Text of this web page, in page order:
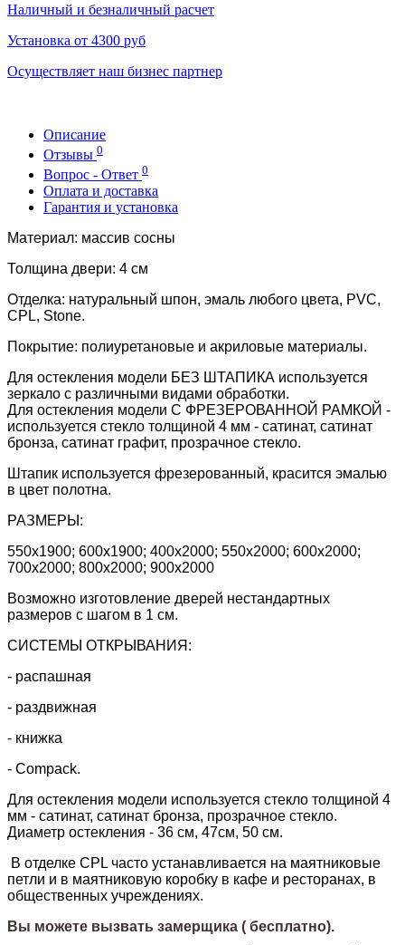
Наличный и безналичный расчет
Установка от 4300 руб
Осуществляет наш бизнес партнер
Описание
Отзывы 0
Вопрос - Ответ 0
Оплата и доставка
Гарантия и установка
Материал: массив сосны
Толщина двери: 4 см
Отделка: натуральный шпон, эмаль любого цвета, PVC,
CPL, Stone.
Покрытие: полиуретановые и акриловые материалы.
Для остекления модели БЕЗ ШТАПИКА используется
зеркало с различными видами обработки.
Для остекления модели С ФРЕЗЕРОВАННОЙ РАМКОЙ -
используется стекло толщиной 4 мм - сатинат, сатинат
бронза, сатинат графит, прозрачное стекло.
Штапик используется фрезерованный, красится эмалью
в цвет полотна.
РАЗМЕРЫ:
550х1900; 600х1900; 400х2000; 550х2000; 600х2000;
700х2000; 800х2000; 900x2000
Возможно изготовление дверей нестандартных
размеров с шагом в 1 см.
СИСТЕМЫ ОТКРЫВАНИЯ:
- распашная
- раздвижная
- книжка
- Compack.
Для остекления модели используется стекло толщиной 4
мм - сатинат, сатинат бронза, прозрачное стекло.
Диаметр остекления - 36 см, 47см, 50 см.
В отделке CPL часто устанавливается на маятниковые
петли и в маятниковую коробку в кафе и ресторанах, в
общественных учреждениях.
Вы можете вызвать замерщика ( бесплатно).